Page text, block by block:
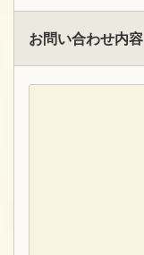
お問い合わせ内容